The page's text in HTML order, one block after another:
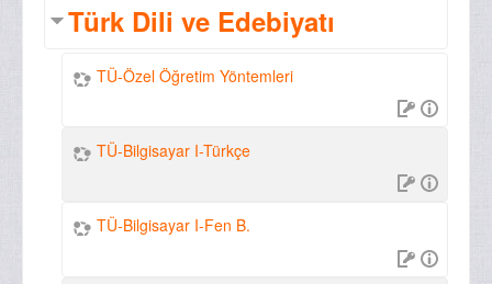
Türk Dili ve Edebiyatı
TÜ-Özel Öğretim Yöntemleri
TÜ-Bilgisayar I-Türkçe
TÜ-Bilgisayar I-Fen B.